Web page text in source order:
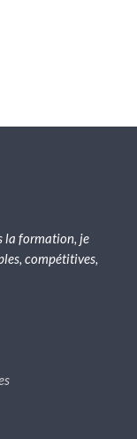
la formation, je
compétitives,